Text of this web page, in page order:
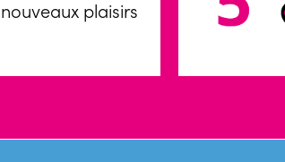
nouveaux plaisirs